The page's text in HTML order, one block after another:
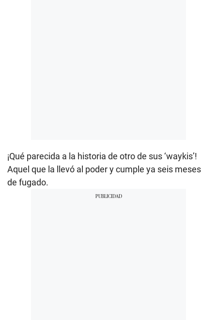
¡Qué parecida a la historia de otro de sus ‘waykis’!
Aquel que la llevó al poder y cumple ya seis meses
de fugado.